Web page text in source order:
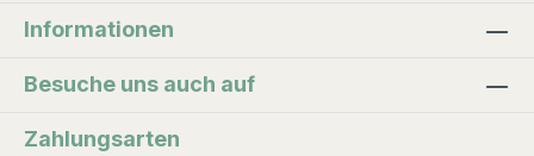
Informationen
Besuche uns auch auf
Zahlungsarten